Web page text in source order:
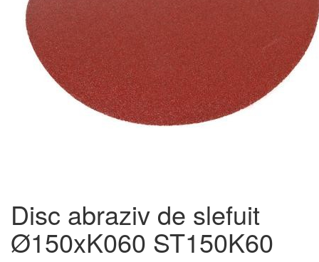
Disc abraziv de slefuit
Ø150xK060 ST150K60